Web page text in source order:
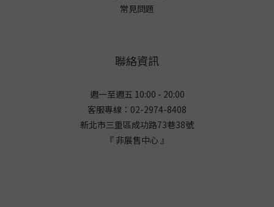
常見問題
聯絡資訊
週一至週五 10:00 - 20:00
客服專線：02-2974-8408
新北市三重區成功路73巷38號
『 非展售中心 』